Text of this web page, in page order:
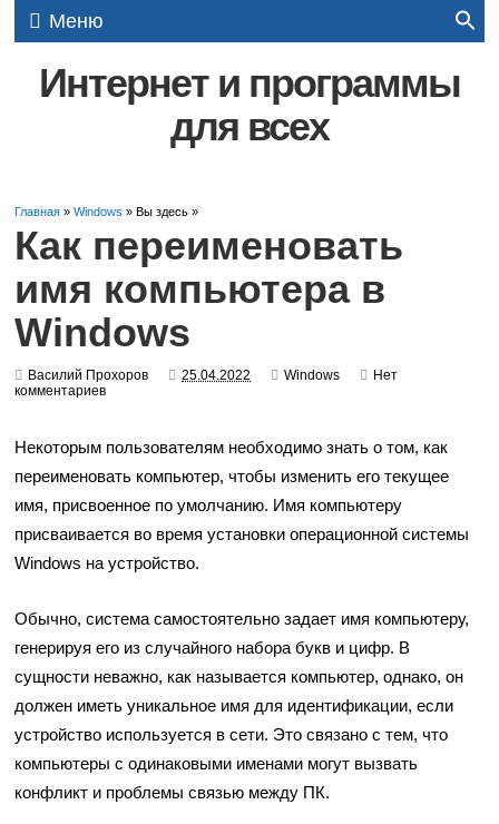
Меню
Интернет и программы
для всех
Главная »Windows » Вы здесь »
Как переименовать
имя компьютера в
Windows
Василий Прохоров 25.04.2022 Windows
Нет
комментариев
Некоторым пользователям необходимо знать о том, как
переименовать компьютер, чтобы изменить его текущее
имя, присвоенное по умолчанию. Имя компьютеру
присваивается во время установки операционной системы
Windows на устройство.
Обычно, система самостоятельно задает имя компьютеру,
генерируя его из случайного набора букв и цифр. В
сущности неважно, как называется компьютер, однако, он
должен иметь уникальное имя для идентификации, если
устройство используется в сети. Это связано с тем, что
компьютеры с одинаковыми именами могут вызвать
конфликт и проблемы связью между ПК.